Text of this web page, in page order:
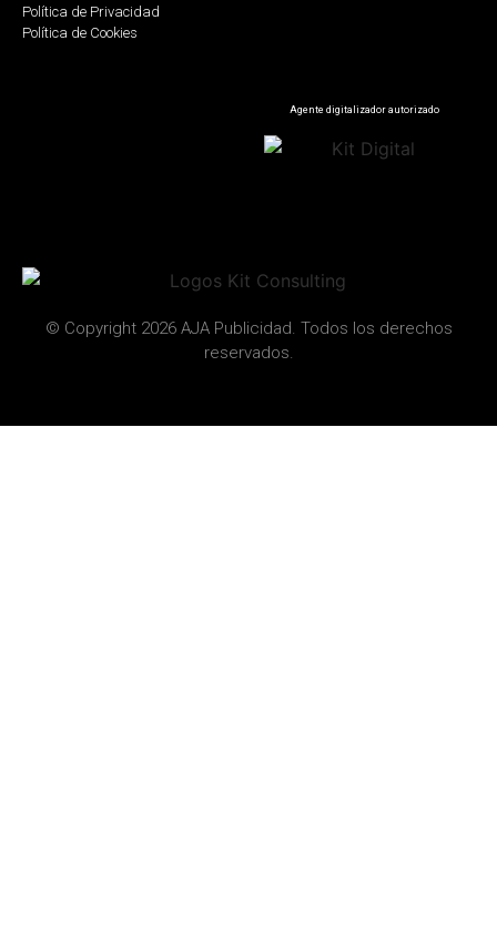
Política de Privacidad
Política de Cookies
Agente digitalizador autorizado
© Copyright 2026 AJA Publicidad. Todos los derechos
reservados.